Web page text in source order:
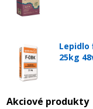
Lepidlo
25kg
Akciové produkty